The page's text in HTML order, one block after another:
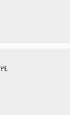
٢٤ فروردین ١٤٠٥